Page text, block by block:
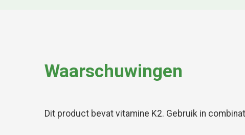
Waarschuwingen
Dit product bevat vitamine K2. Gebruik in